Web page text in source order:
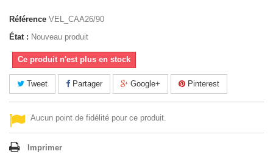
Référence VEL_CAA26/90
État : Nouveau produit
Ce produit n'est plus en stock
Tweet Partager Google+ Pinterest
Aucun point de fidélité pour ce produit.
Imprimer